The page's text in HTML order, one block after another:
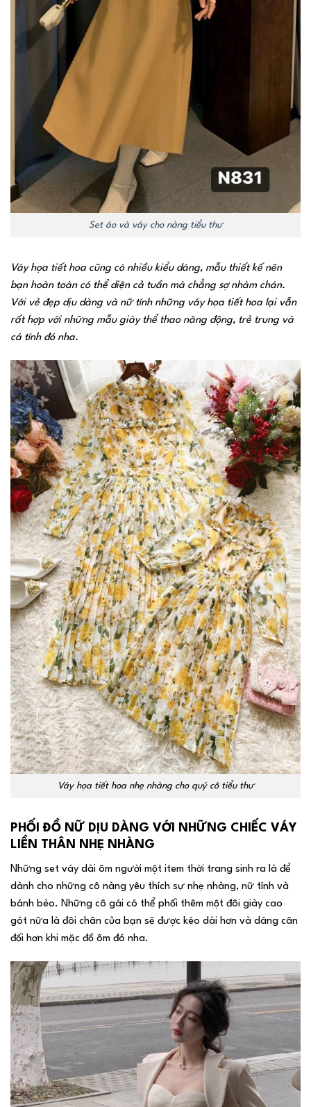
Set áo và váy cho nàng tiểu thư
Váy họa tiết hoa cũng có nhiều kiểu dáng, mẫu thiết kế nên
bạn hoàn toàn có thể diện cả tuần mà chẳng sợ nhàm chán.
Với vẻ đẹp dịu dàng và nữ tính những váy họa tiết hoa lại vẫn
rất hợp với những mẫu giày thể thao năng động, trẻ trung và
cá tính đó nha.
Váy họa tiết hoa nhẹ nhàng cho quý cô tiểu thư
PHỐI ĐỒ NỮ DỊU DÀNG VỚI NHỮNG CHIẾC VÁY
LIỀN THÂN NHẸ NHÀNG
Những set váy dài ôm người một item thời trang sinh ra là để
dành cho những cô nàng yêu thích sự nhẹ nhàng, nữ tính và
bánh bèo. Những cô gái có thể phối thêm một đôi giày cao
gót nữa là đôi chân của bạn sẽ được kéo dài hơn và dáng cân
đối hơn khi mặc đồ ôm đó nha.